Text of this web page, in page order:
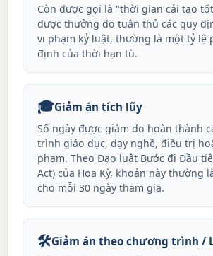
Còn được gọi là "thời gian cải tạo
được thưởng do tuân thủ các quy
vi phạm kỷ luật, thường là một tỷ lệ
định của thời hạn tù.
🎓Giảm án tích lũy
Số ngày được giảm do hoàn thành
trình giáo dục, dạy nghề, điều trị
phạm. Theo Đạo luật Bước đi Đầu
Act) của Hoa Kỳ, khoản này thường
cho mỗi 30 ngày tham gia.
🛠️Giảm án theo chương trình /